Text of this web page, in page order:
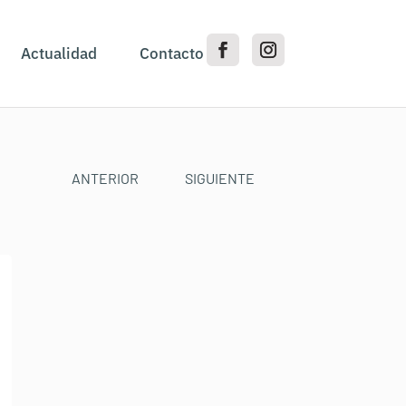
Actualidad Contacto
SIGUIENTE
ANTERIOR